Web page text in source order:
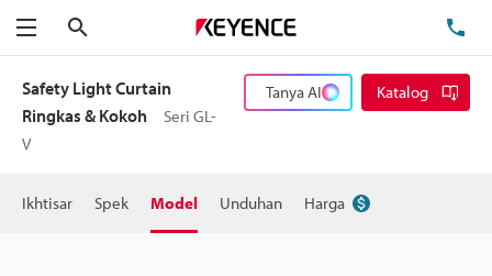
Menu
Safety Light Curtain
Ringkas & Kokoh
Seri GL-
V
Tanya AI Katalog
Ikhtisar Spek Model Unduhan Harga